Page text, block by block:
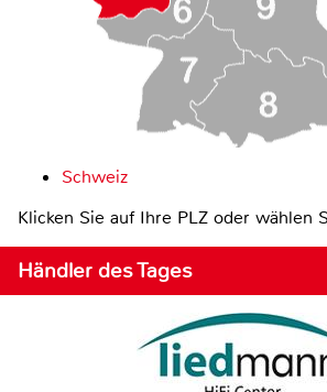
Schweiz
Klicken Sie auf Ihre PLZ oder wählen
Händler des Tages